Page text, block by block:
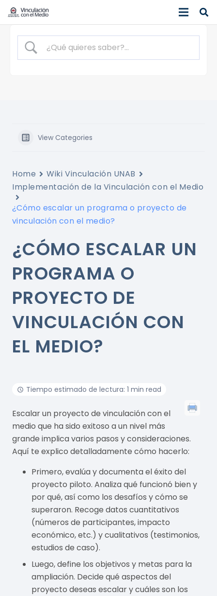
View Categories
Home
Wiki Vinculación UNAB
Implementación de la Vinculación con el Medio
¿Cómo escalar un programa o proyecto de
vinculación con el medio?
¿CÓMO ESCALAR UN
PROGRAMA O
PROYECTO DE
VINCULACIÓN CON
EL MEDIO?
Tiempo estimado de lectura: 1 min read
Escalar un proyecto de vinculación con el
medio que ha sido exitoso a un nivel más
grande implica varios pasos y consideraciones.
Aquí te explico detalladamente cómo hacerlo:
Primero, evalúa y documenta el éxito del
proyecto piloto. Analiza qué funcionó bien y
por qué, así como los desafíos y cómo se
superaron. Recoge datos cuantitativos
(números de participantes, impacto
económico, etc.) y cualitativos (testimonios,
estudios de caso).
Luego, define los objetivos y metas para la
ampliación. Decide qué aspectos del
proyecto deseas escalar y cuáles son los